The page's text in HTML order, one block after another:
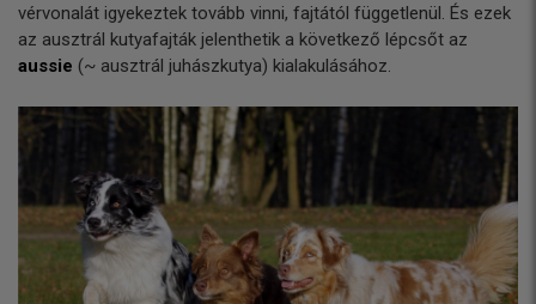
vérvonalát igyekeztek tovább vinni, fajtától függetlenül. És ezek
az ausztrál kutyafajták jelenthetik a következő lépcsőt az
aussie (~ ausztrál juhászkutya) kialakulásához.